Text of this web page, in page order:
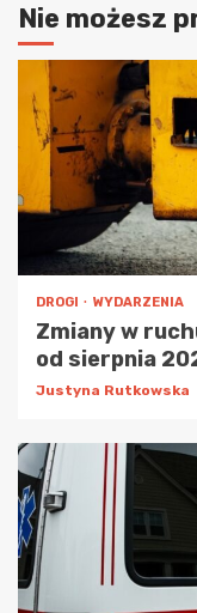
Nie możesz
DROGI WYDARZENIA
Zmiany w
od sierpnia
Justyna Rutkowska